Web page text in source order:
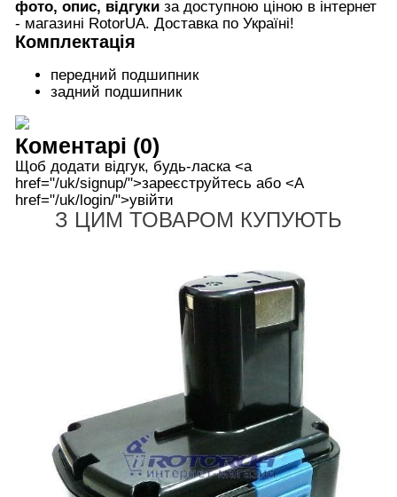
фото, опис, відгуки за доступною ціною в інтернет
- магазині RotorUA. Доставка по Україні!
Комплектація
передний подшипник
задний подшипник
Коментарі (0)
Щоб додати відгук, будь-ласка <а
href="/uk/signup/">зареєструйтесь або <А
href="/uk/login/">увійти
З ЦИМ ТОВАРОМ КУПУЮТЬ